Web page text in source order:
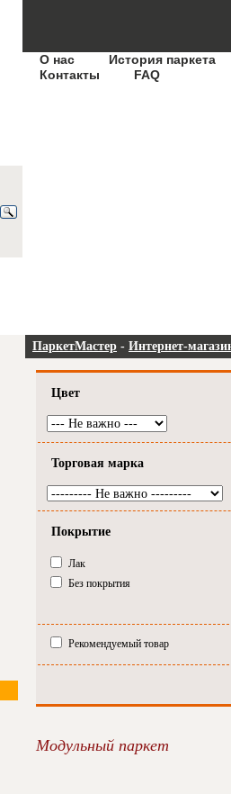
О нас
История паркета
Контакты
FAQ
ПаркетМастер - Интернет-
Цвет
Торговая марка
Покрытие
Лак
Без покрытия
Рекомендуемый товар
Модульный паркет